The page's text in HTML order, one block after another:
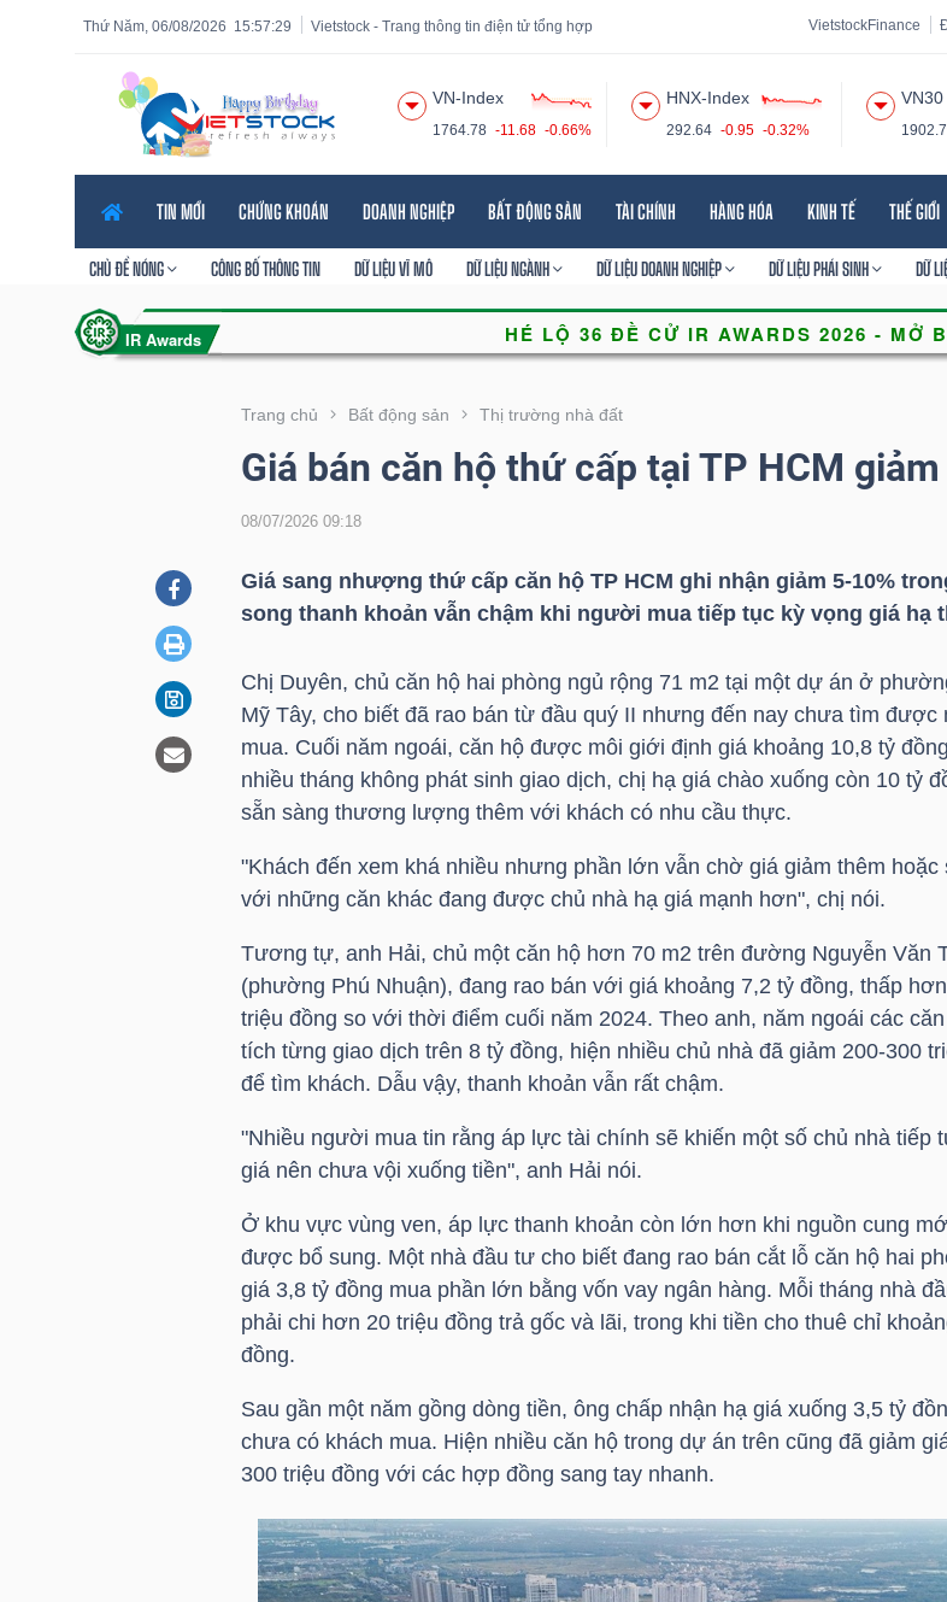
15:57:30
Thứ Năm, 06/08/2026 Vietstock - Trang thông tin điện tử tổng hợp VietstockFinance
VN-Index
1764.78 -11.68 -0.66%
HNX-Index
292.64 -0.95 -0.32%
VN30
TIN MỚI CHỨNG KHOÁN DOANH NGHIỆP BẤT ĐỘNG SẢN TÀI CHÍNH HÀNG HÓA KINH TẾ THẾ GIỚI
CHỦ ĐỀ NÓNG CÔNG BỐ THÔNG TIN DỮ LIỆU VĨ MÔ DỮ LIỆU NGÀNH DỮ LIỆU DOANH NGHIỆP DỮ LIỆU PHÁI SINH DỮ
Trang chủ Bất động sản Thị trường nhà đất
Giá bán căn hộ thứ cấp tại TP HCM giảm
08/07/2026 09:18
Giá sang nhượng thứ cấp căn hộ TP HCM ghi nhận giảm 5-10%
song thanh khoản vẫn chậm khi người mua tiếp tục kỳ vọng giá hạ
Chị Duyên, chủ căn hộ hai phòng ngủ rộng 71 m2 tại một dự án ở
Mỹ Tây, cho biết đã rao bán từ đầu quý II nhưng đến nay chưa tìm được
mua. Cuối năm ngoái, căn hộ được môi giới định giá khoảng 10,8 tỷ
nhiều tháng không phát sinh giao dịch, chị hạ giá chào xuống còn 10 tỷ
sẵn sàng thương lượng thêm với khách có nhu cầu thực.
"Khách đến xem khá nhiều nhưng phần lớn vẫn chờ giá giảm thêm hoặc
với những căn khác đang được chủ nhà hạ giá mạnh hơn", chị nói.
Tương tự, anh Hải, chủ một căn hộ hơn 70 m2 trên đường Nguyễn Văn
(phường Phú Nhuận), đang rao bán với giá khoảng 7,2 tỷ đồng, thấp
triệu đồng so với thời điểm cuối năm 2024. Theo anh, năm ngoái các
tích từng giao dịch trên 8 tỷ đồng, hiện nhiều chủ nhà đã giảm 200-300
để tìm khách. Dẫu vậy, thanh khoản vẫn rất chậm.
"Nhiều người mua tin rằng áp lực tài chính sẽ khiến một số chủ nhà tiếp
giá nên chưa vội xuống tiền", anh Hải nói.
Ở khu vực vùng ven, áp lực thanh khoản còn lớn hơn khi nguồn cung
được bổ sung. Một nhà đầu tư cho biết đang rao bán cắt lỗ căn hộ hai
giá 3,8 tỷ đồng mua phần lớn bằng vốn vay ngân hàng. Mỗi tháng nhà
phải chi hơn 20 triệu đồng trả gốc và lãi, trong khi tiền cho thuê chỉ
đồng.
Sau gần một năm gồng dòng tiền, ông chấp nhận hạ giá xuống 3,5 tỷ
chưa có khách mua. Hiện nhiều căn hộ trong dự án trên cũng đã giảm
300 triệu đồng với các hợp đồng sang tay nhanh.
Tính năng
năng
VIETSTOCK